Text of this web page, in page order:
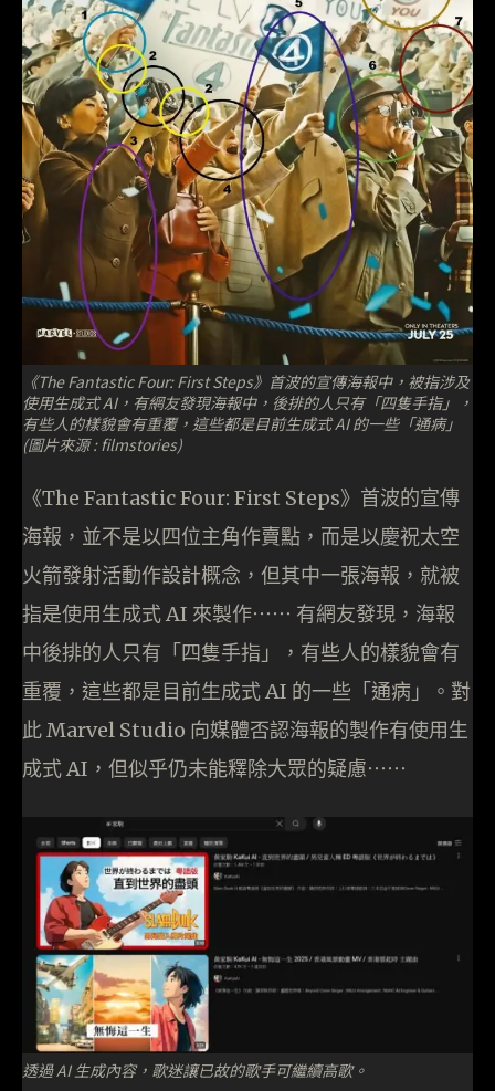
《The Fantastic Four: First Steps》首波的宣傳海報中，被指涉及
使用生成式 AI，有網友發現海報中，後排的人只有「四隻手指」，
有些人的樣貌會有重覆，這些都是目前生成式 AI 的一些「通病」
(圖片來源 : filmstories)
《The Fantastic Four: First Steps》首波的宣傳
海報，並不是以四位主角作賣點，而是以慶祝太空
火箭發射活動作設計概念，但其中一張海報，就被
指是使用生成式 AI 來製作⋯⋯ 有網友發現，海報
中後排的人只有「四隻手指」，有些人的樣貌會有
重覆，這些都是目前生成式 AI 的一些「通病」。對
此 Marvel Studio 向媒體否認海報的製作有使用生
成式 AI，但似乎仍未能釋除大眾的疑慮⋯⋯
透過 AI 生成內容，歌迷讓已故的歌手可繼續高歌。